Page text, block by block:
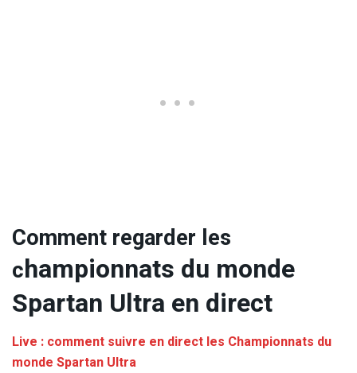
Comment regarder les
championnats du monde
Spartan Ultra en direct
Live : comment suivre en direct les Championnats du
monde Spartan Ultra